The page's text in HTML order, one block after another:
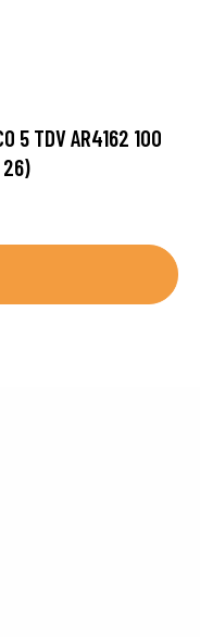
5 TDV AR4162 100
26)